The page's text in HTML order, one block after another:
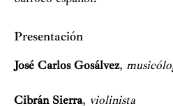
Presentación
José Carlos Gosálvez,
Cibrán Sierra, violinista